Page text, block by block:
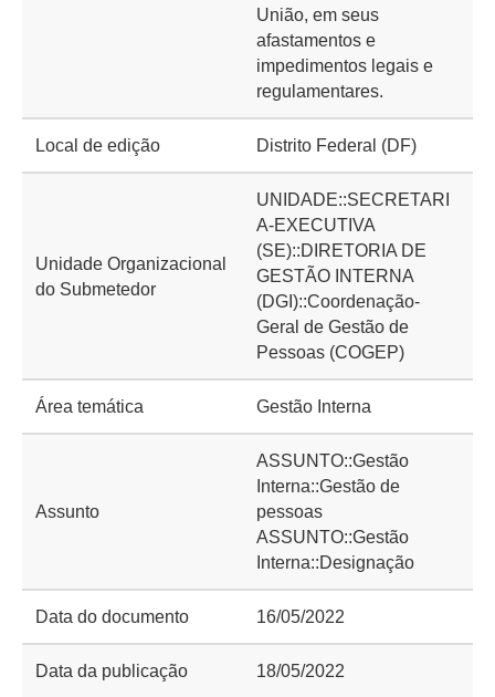
União, em seus
afastamentos e
impedimentos legais e
regulamentares.
Local de edição Distrito Federal (DF)
Unidade Organizacional
do Submetedor
UNIDADE::SECRETARI
A-EXECUTIVA
(SE)::DIRETORIA DE
GESTÃO INTERNA
(DGI)::Coordenação-
Geral de Gestão de
Pessoas (COGEP)
Área temática Gestão Interna
Assunto
ASSUNTO::Gestão
Interna::Gestão de
pessoas
ASSUNTO::Gestão
Interna::Designação
Data do documento 16/05/2022
Data da publicação 18/05/2022